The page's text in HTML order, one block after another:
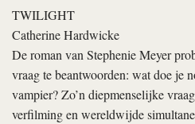
TWILIGHT
Catherine Hardwicke
De roman van Stephenie Meyer
vraag te beantwoorden: wat doe je
vampier? Zo’n diepmenselijke
verfilming en wereldwijde